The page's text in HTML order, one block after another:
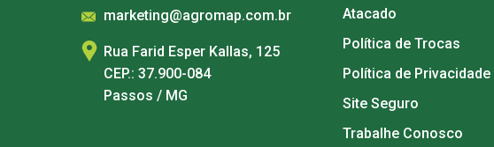
marketing@agromap.com.br
Rua Farid Esper Kallas, 125
CEP.: 37.900-084
Passos / MG
Atacado
Política de Trocas
Política de Privacidade
Site Seguro
Trabalhe Conosco